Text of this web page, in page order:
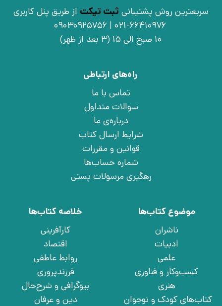
سریعترین روش پشتیبانی ثبت تیکت از طریق پنل کاربری
021-66410976 | 09030925756
10 صبح الی 15 (3 بعد از ظهر)
راه‌های ارتباطی
تماس با ما
سوالات متداول
درباره‌ی ما
شرایط ارسال کتاب
قوانین و مقررات
شماره حساب‌ها
رهگیری مرسولات پستی
موضوع کتاب‌ها
ناشران
ادبیات
علمی
کسب‌وکار و فناوری
هنری
کتاب‌های کودک و نوجوان
خلاصه کتاب‌ها
کارآفرینی
اقتصاد
روابط عاطفی
فرزندپروری
بیوگرافی و شرح‌حال
دین و عرفان